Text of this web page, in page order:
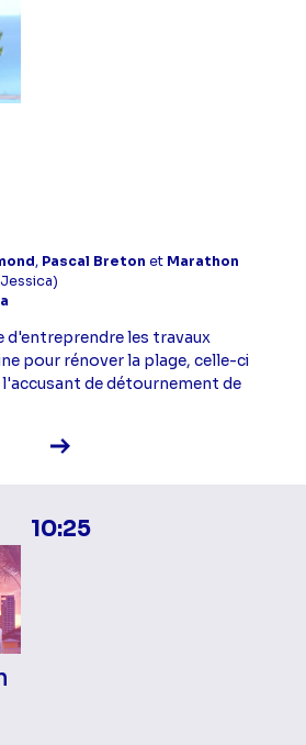
, Pascal Breton et Marathon
d'entreprendre les travaux
pour rénover la plage, celle-ci
l'accusant de détournement de
Voir la fiche diffusion
10:25